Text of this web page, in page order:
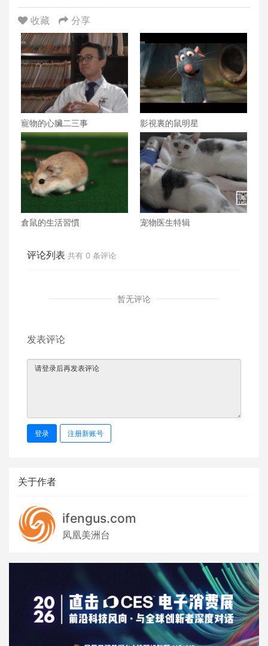
收藏 分享
寵物的心臟二三事 影視裏的鼠明星
倉鼠的生活習慣 宠物医生特辑
评论列表 共有 0 条评论
暂无评论
发表评论
登录 注册新账号
关于作者
ifengus.com
凤凰美洲台